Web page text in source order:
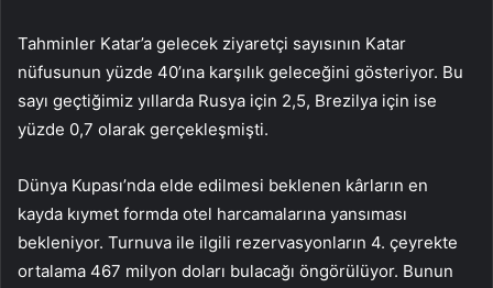
Tahminler Katar’a gelecek ziyaretçi sayısının Katar
nüfusunun yüzde 40’ına karşılık geleceğini gösteriyor. Bu
sayı geçtiğimiz yıllarda Rusya için 2,5, Brezilya için ise
yüzde 0,7 olarak gerçekleşmişti.
Dünya Kupası’nda elde edilmesi beklenen kârların en
kayda kıymet formda otel harcamalarına yansıması
bekleniyor. Turnuva ile ilgili rezervasyonların 4. çeyrekte
ortalama 467 milyon doları bulacağı öngörülüyor. Bunun